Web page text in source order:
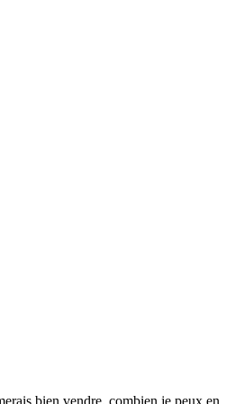
bien vendre, combien je peux en